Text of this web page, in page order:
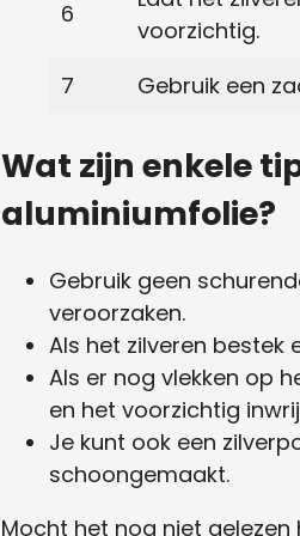
6
voorzichtig.
7
Gebruik een
Wat zijn enkele
aluminiumfolie?
Gebruik geen
veroorzaken.
Als het zilveren bestek
Als er nog vlekken op
en het voorzichtig
Je kunt ook een
schoongemaakt.
Mocht het nog niet